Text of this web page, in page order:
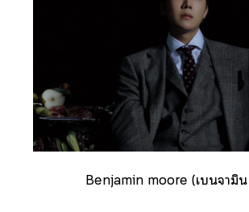
Benjamin moore (เจามิ